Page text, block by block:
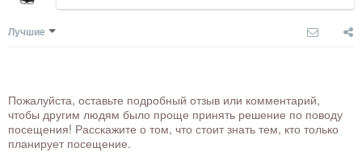
Лучшие
Пожалуйста, оставьте подробный отзыв или комментарий,
чтобы другим людям было проще принять решение по поводу
посещения! Расскажите о том, что стоит знать тем, кто только
планирует посещение.